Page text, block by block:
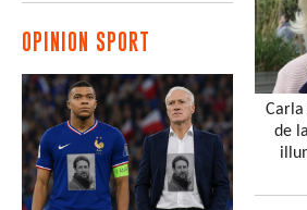
OPINION SPORT
Carla
de